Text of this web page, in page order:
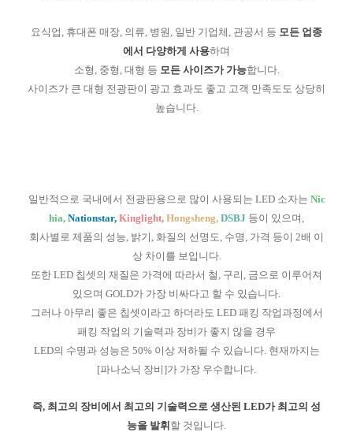
요식업, 휴대폰 매장, 의류, 병원, 일반 기업체, 관공서 등 모든 업종
에서 다양하게 사용하며
소형, 중형, 대형 등 모든 사이즈가 가능합니다.
사이즈가 큰 대형 전광판이 광고 효과도 좋고 고객 만족도도 상당히
높습니다.
일반적으로 국내에서 전광판용으로 많이 사용되는 LED 소자는 Nic
hia, Nationstar, Kinglight, Hongsheng, DSBJ 등이 있으며,
회사별로 제품의 성능, 밝기, 화질의 선명도, 수명, 가격 등이 2배 이
상 차이를 보입니다.
또한 LED 칩셋의 재질은 가격에 따라서 철, 구리, 금으로 이루어져
있으며 GOLD가 가장 비싸다고 할 수 있습니다.
그러나 아무리 좋은 칩셋이라고 하더라도 LED 패킹 작업과정에서
패킹 작업의 기술력과 장비가 좋지 않을 경우
LED의 수명과 성능은 50% 이상 저하될 수 있습니다. 현재까지는
[파나소닉 장비]가 가장 우수합니다.
즉, 최고의 장비에서 최고의 기술력으로 생산된 LED가 최고의 성
능을 발휘할 것입니다.